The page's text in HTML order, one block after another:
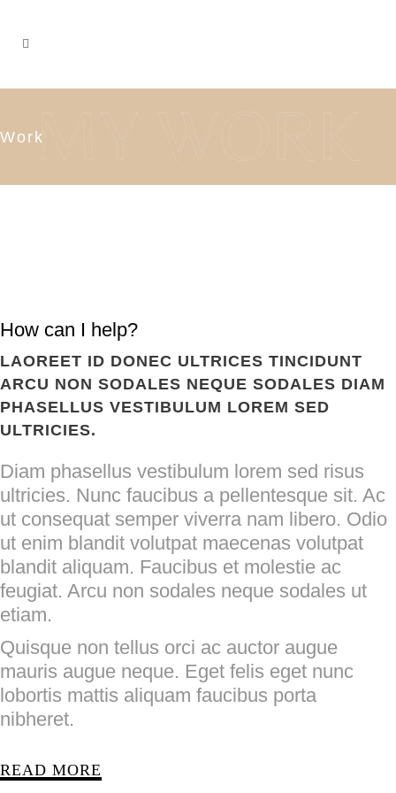
Work
How can I help?
LAOREET ID DONEC ULTRICES TINCIDUNT
ARCU NON SODALES NEQUE SODALES DIAM
PHASELLUS VESTIBULUM LOREM SED
ULTRICIES.
Diam phasellus vestibulum lorem sed risus
ultricies. Nunc faucibus a pellentesque sit. Ac
ut consequat semper viverra nam libero. Odio
ut enim blandit volutpat maecenas volutpat
blandit aliquam. Faucibus et molestie ac
feugiat. Arcu non sodales neque sodales ut
etiam.
Quisque non tellus orci ac auctor augue
mauris augue neque. Eget felis eget nunc
lobortis mattis aliquam faucibus porta
nibheret.
READ MORE